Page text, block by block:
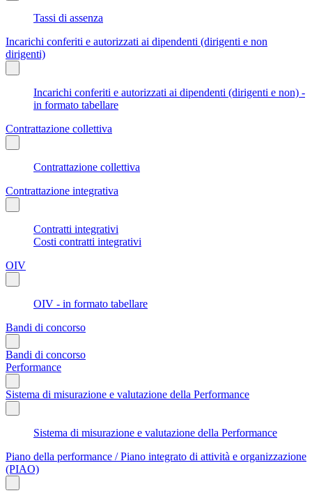
Tassi di assenza
Incarichi conferiti e autorizzati ai dipendenti (dirigenti e non
dirigenti)
Incarichi conferiti e autorizzati ai dipendenti (dirigenti e non) -
in formato tabellare
Contrattazione collettiva
Contrattazione collettiva
Contrattazione integrativa
Contratti integrativi
Costi contratti integrativi
OIV
OIV - in formato tabellare
Bandi di concorso
Bandi di concorso
Performance
Sistema di misurazione e valutazione della Performance
Sistema di misurazione e valutazione della Performance
Piano della performance / Piano integrato di attività e organizzazione
(PIAO)